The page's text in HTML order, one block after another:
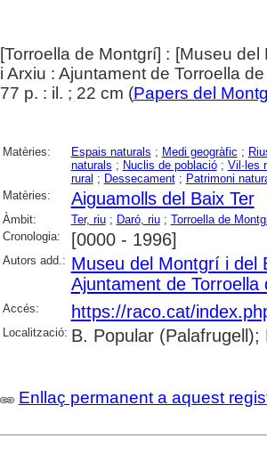
[Torroella de Montgrí] : [Museu
i Arxiu : Ajuntament de Torroella
77 p. : il. ; 22 cm (Papers del
Matèries: Espais naturals ; Medi geogràfic ;
naturals ; Nuclis de població; Vil·les
rural ; Dessecament; Patrimoni
Matèries:
Aiguamolls del Baix Ter
Àmbit: Ter, riu; Daró, riu; Torroella de
Cronologia:
[0000 - 1996]
Autors add.: Museu del Montgrí i del
Ajuntament de Torroella
Accés: https://raco.cat/
Localització: B. Popular
Enllaç permanent a aquest